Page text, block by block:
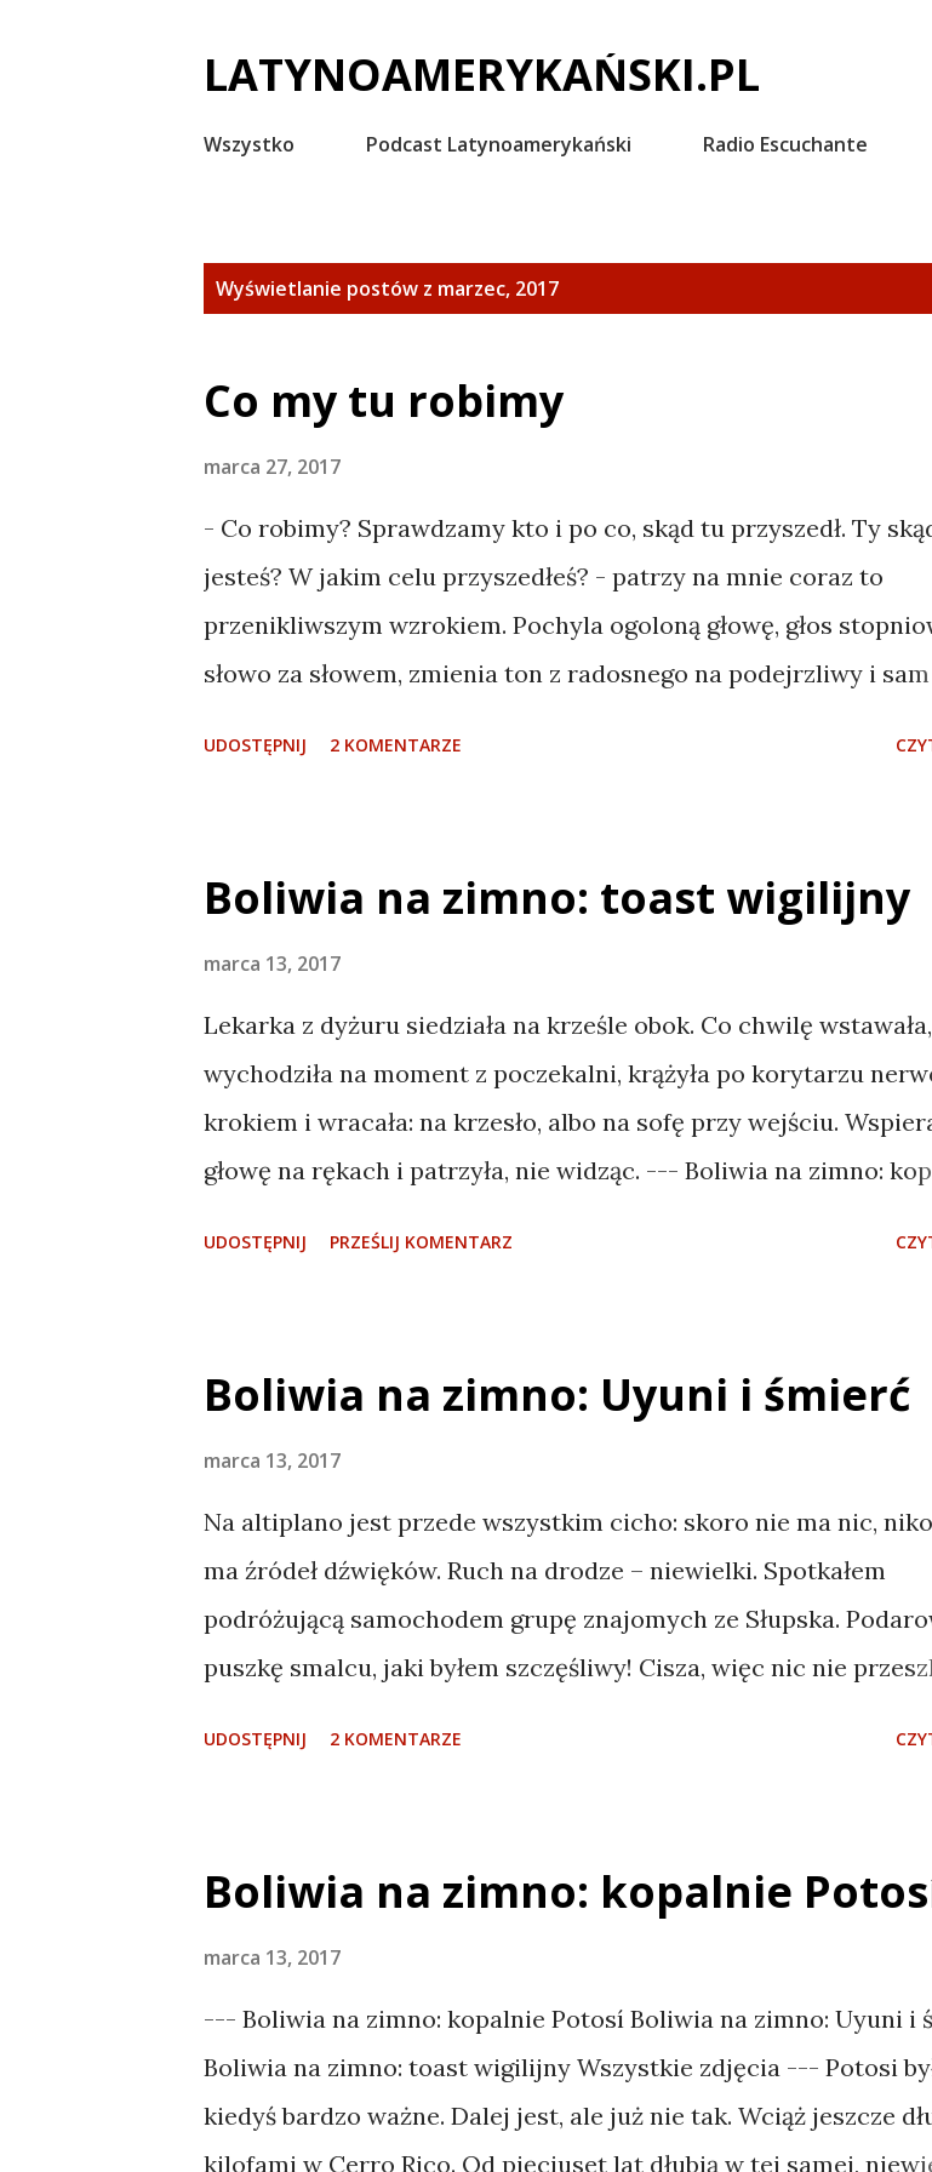
LATYNOAMERYKAŃSKI.PL
Wszystko Podcast Latynoamerykański Radio Escuchante
Wyświetlanie postów z marzec, 2017
Co my tu robimy
marca 27, 2017
- Co robimy? Sprawdzamy kto i po co, skąd tu przyszedł. Ty
jesteś? W jakim celu przyszedłeś? - patrzy na mnie coraz to
przenikliwszym wzrokiem. Pochyla ogoloną głowę, głos
słowo za słowem, zmienia ton z radosnego na podejrzliwy i
butach robi niewinną minę i rusza ramionami pedałując w
przyjechałem tu ot tak, dla sportu. Jaką ja mam pewność? A
z ETA albo z FARC? Skąd ja mam wiedzieć komu przekazujesz
informacje? Ta rozmowa nie zostanie przecież między nami!
rowerowania po Paragwaju: kubek z terere i termos z lodem
UDOSTĘPNIJ 2 KOMENTARZE
Boliwia na zimno: toast wigilijny
marca 13, 2017
Lekarka z dyżuru siedziała na krześle obok. Co chwilę wstawała,
wychodziła na moment z poczekalni, krążyła po korytarzu
krokiem i wracała: na krzesło, albo na sofę przy wejściu.
głowę na rękach i patrzyła, nie widząc. --- Boliwia na zimno:
przecinające się aleje placyku i stragany ustawione dookoła:
warzywa, zabawki. Bistra jeszcze zamknięte, czekałem. Zagaił
mężczyzna w kapeluszu, przyjechał na ślub, na wesele, nie był
krzątał się i też nie wiedział co ze sobą zrobić. Pomyślałem, że
nie najgorszy pomysł. W końcu Wigilia, warto spędzić ją w
cywilizowanych warunkach. Najpierw poszedłem do tego na
UDOSTĘPNIJ PRZEŚLIJ KOMENTARZ
Boliwia na zimno: Uyuni i śmierć
marca 13, 2017
Na altiplano jest przede wszystkim cicho: skoro nie ma nic,
ma źródeł dźwięków. Ruch na drodze – niewielki. Spotkałem
podróżującą samochodem grupę znajomych ze Słupska.
puszkę smalcu, jaki byłem szczęśliwy! Cisza, więc nic nie
śmierć Boliwia na zimno: toast wigilijny Wszystkie zdjęcia ---
UDOSTĘPNIJ 2 KOMENTARZE
Boliwia na zimno: kopalnie
marca 13, 2017
--- Boliwia na zimno: kopalnie Potosí Boliwia na zimno: Uyuni i
Boliwia na zimno: toast wigilijny Wszystkie zdjęcia --- Potosi
kiedyś bardzo ważne. Dalej jest, ale już nie tak. Wciąż jeszcze
kilofami w Cerro Rico. Od pięciuset lat dłubią w tej samej,